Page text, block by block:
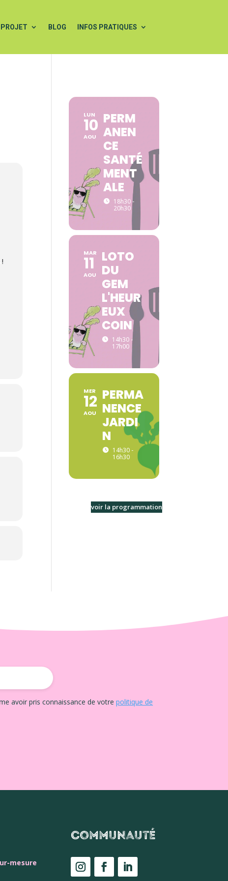
BLOG INFOS PRATIQUES
LUN
10
AOU
PERM
ANEN
CE
SANTÉ
MENT
ALE
18h30 -
20h30
MAR
11
AOU
LOTO
DU
GEM
L'HEUR
EUX
COIN
14h30 -
17h00
MER
12
AOU
PERMA
NENCE
JARDI
N
14h30 -
16h30
voir la programmation
avoir pris connaissance de votrepolitique de
mesure
Communauté